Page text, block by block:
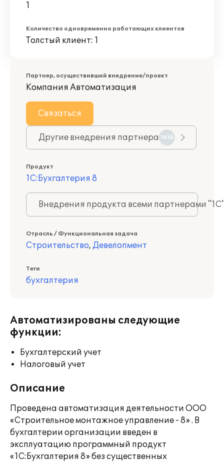
1
Количество одновременно работающих клиентов
Толстый клиент: 1
Партнер, осуществивший внедрение/проект
Компания Автоматизация
Связаться
Другие внедрения партнера 1616
Продукт
1С:Бухгалтерия 8
Внедрения продукта всеми партнерами
Отрасль / Функциональная задача
Строительство, Девелопмент
Теги
бухгалтерия
Автоматизированы следующие
функции:
Бухгалтерский учет
Налоговый учет
Описание
Проведена автоматизация деятельности ООО
«Строительное монтажное управление - 8» . В
бухгалтерии организации введен в
эксплуатацию программный продукт
«1C:Бухгалтерия 8» без существенных